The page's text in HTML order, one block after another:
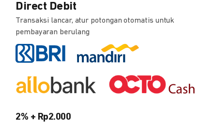
Direct Debit
Transaksi lancar, atur potongan otomatis untuk
pembayaran berulang
2% + Rp2.000